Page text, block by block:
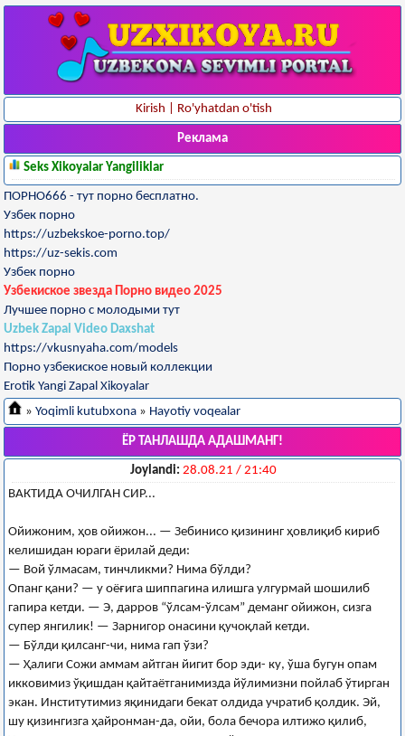
Kirish Ro'yhatdan o'tish
Реклама
Seks Xikoyalar Yangiliklar
ПОРНО666 - тут порно бесплатно.
Узбек порно
https://uzbekskoe-porno.top/
https://uz-sekis.com
Узбек порно
Узбекиское звезда Порно видео 2025
Лучшее порно с молодыми тут
Uzbek Zapal Video Daxshat
https://vkusnyaha.com/models
Порно узбекиское новый коллекции
Erotik Yangi Zapal Xikoyalar
» Yoqimli kutubxona » Hayotiy voqealar
ЁР ТАНЛАШДА АДАШМАНГ!
Joylandi: 28.08.21 / 21:40
ВАКТИДА ОЧИЛГАН СИР...
Ойижоним, ҳов ойижон... — Зебинисо қизининг ҳовлиқиб кириб
келишидан юраги ёрилай деди:
— Вой ўлмасам, тинчликми? Нима бўлди?
Опанг қани? — у оёғига шиппагина илишга улгурмай шошилиб
гапира кетди. — Э, дарров “ўлсам-ўлсам” деманг ойижон, сизга
супер янгилик! — Зарнигор онасини қучоқлай кетди.
— Бўлди қилсанг-чи, нима гап ўзи?
— Ҳалиги Сожи аммам айтган йигит бор эди- ку, ўша бугун опам
икковимиз ўқишдан қайтаётганимизда йўлимизни пойлаб ўтирган
экан. Институтимиз яқинидаги бекат олдида учратиб қолдик. Эй,
шу қизингизга ҳайронман-да, ойи, бола бечора илтижо қилиб,